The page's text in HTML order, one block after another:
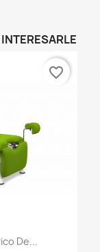
De...
favorite_border